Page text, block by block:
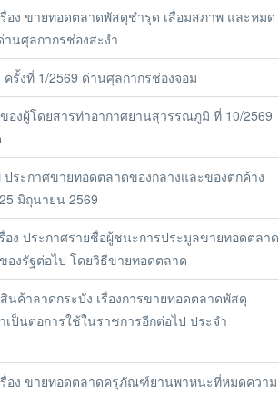
อง ขายทอดตลาดพัสดุชำรุด เสื่อมสภาพ และหมด
นศุลกากรช่องสะงำ
รั้งที่ 1/2569 ด่านศุลกากรช่องจอม
งผู้โดยสารท่าอากาศยานสุวรรณภูมิ ที่ 10/2569
ระกาศขายทอดตลาดของกลางและของตกค้าง
มิถุนายน 2569
ง ประกาศรายชื่อผู้ชนะการประมูลขายทอดตลาด
งรัฐต่อไป โดยวิธีขายทอดตลาด
ค้าลาดกระบัง เรื่องการขายทอดตลาดพัสดุ
ป็นต่อการใช้ในราชการอีกต่อไป ประจำ
อง ขายทอดตลาดครุภัณฑ์ยานพาหนะที่หมดความ